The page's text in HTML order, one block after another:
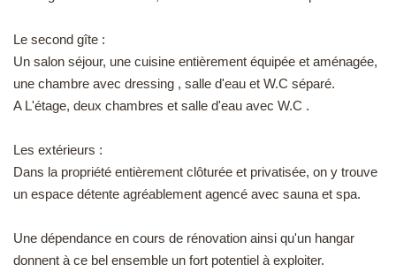
Le second gîte :
Un salon séjour, une cuisine entièrement équipée et aménagée,
une chambre avec dressing , salle d'eau et W.C séparé.
A L'étage, deux chambres et salle d'eau avec W.C .
Les extérieurs :
Dans la propriété entièrement clôturée et privatisée, on y trouve
un espace détente agréablement agencé avec sauna et spa.
Une dépendance en cours de rénovation ainsi qu'un hangar
donnent à ce bel ensemble un fort potentiel à exploiter.